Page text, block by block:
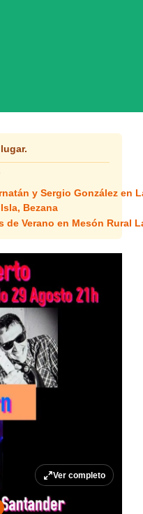
y Sergio González en
Bezana
de Verano en Mesón Rural
Ver completo